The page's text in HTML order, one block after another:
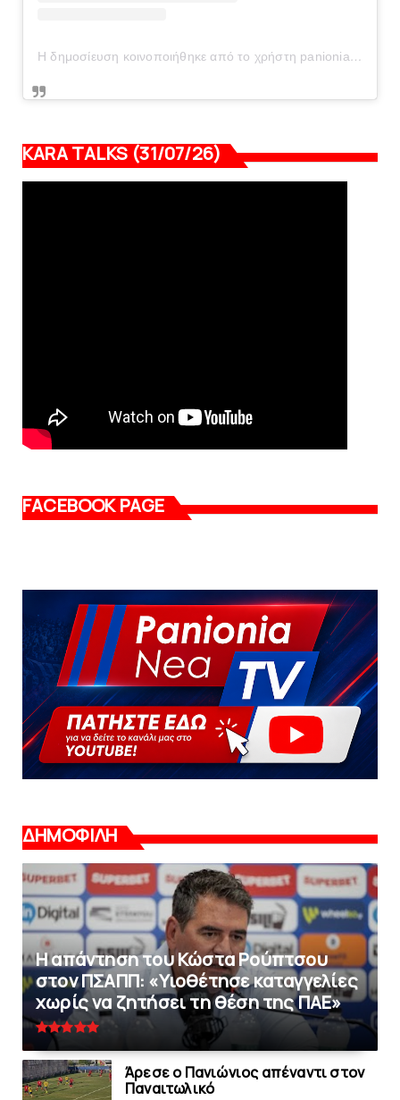
Η δημοσίευση κοινοποιήθηκε από το χρήστη panionianea.gr (@panionianea.gr)
KARA TALKS (31/07/26)
FACEBOOK PAGE
ΔΗΜΟΦΙΛΗ
Η απάντηση του Κώστα Ρούπτσου
στον ΠΣΑΠΠ: «Υιοθέτησε καταγγελίες
χωρίς να ζητήσει τη θέση της ΠAΕ»
Άρεσε ο Πανιώνιος απέναντι στoν
Παναιτωλικό